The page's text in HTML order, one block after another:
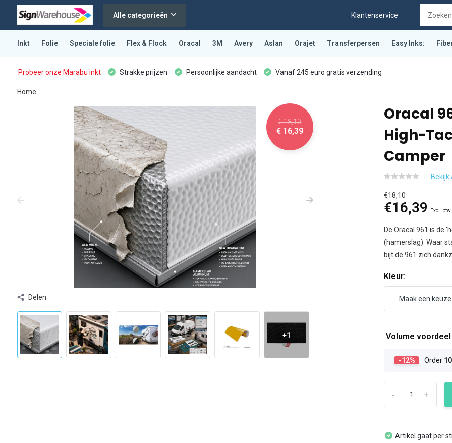
Alle categorieën Klantenservice
Inkt Folie Speciale folie Flex & Flock Oracal 3M Avery Aslan Orajet Transferpersen Easy Inks:
Probeer onze Marabu inkt Strakke prijzen Persoonlijke aandacht Vanaf 245 euro gratis verzending
Home
€ 18,10
€ 16,39
Delen
+1
Oracal
High-
Camper
Bekijk
€18,10
€16,39 Excl. btw
De Oracal 961 is de
(hamerslag). Waar
bijt de 961 zich
Kleur:
Volume
-12% Order 10
+
-
Artikel gaat per